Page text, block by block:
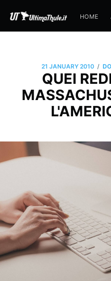
HOME
21 JANUARY 2010 /
QUEI